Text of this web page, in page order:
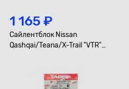
1 165 ₽
Сайлентблок Nissan
Qashqai/Teana/X-Trail "VTR"